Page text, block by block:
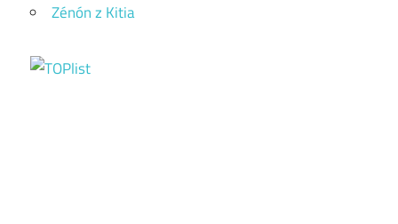
Zénón z Kitia